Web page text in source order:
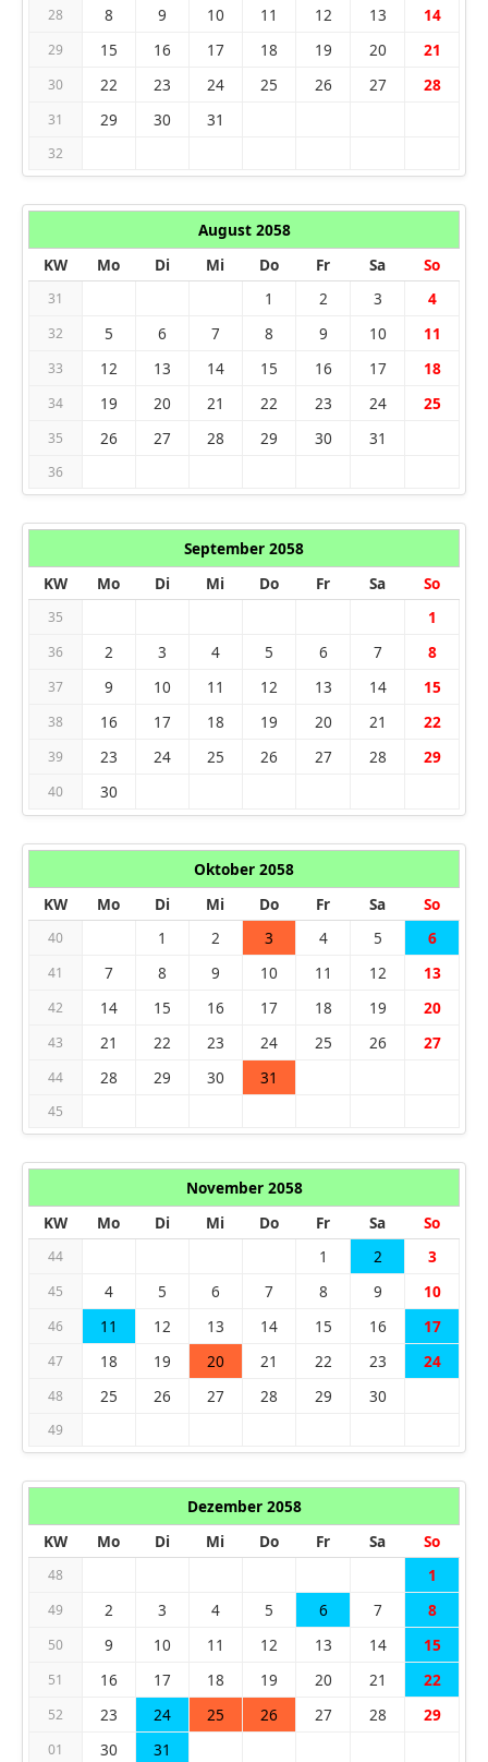
28 8 9 10 11 12 13 14
29 15 16 17 18 19 20 21
30 22 23 24 25 26 27 28
31 29 30 31
32
August 2058
KW
Mo Di Mi Do Fr Sa So
31 1 2 3 4
32 5 6 7 8 9 10 11
33 12 13 14 15 16 17 18
34 19 20 21 22 23 24 25
35 26 27 28 29 30 31
36
September 2058
KW
Mo Di Mi Do Fr Sa So
35 1
36 2 3 4 5 6 7 8
37 9 10 11 12 13 14 15
38 16 17 18 19 20 21 22
39 23 24 25 26 27 28 29
40 30
Oktober 2058
KW
Mo Di Mi Do Fr Sa So
40 1 2 3 4 5 6
41 7 8 9 10 11 12 13
42 14 15 16 17 18 19 20
43 21 22 23 24 25 26 27
44 28 29 30 31
45
November 2058
KW
Mo Di Mi Do Fr Sa So
44 1 2 3
45 4 5 6 7 8 9 10
46 11 12 13 14 15 16 17
47 18 19 20 21 22 23 24
48 25 26 27 28 29 30
49
Dezember 2058
KW
Mo Di Mi Do Fr Sa So
48 1
49 2 3 4 5 6 7 8
50 9 10 11 12 13 14 15
51 16 17 18 19 20 21 22
52 23 24 25 26 27 28 29
01 30 31